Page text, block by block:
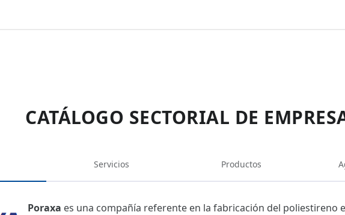
CATÁLOGO SECTORIAL DE
Servicios Productos
Poraxa es una compañía referente en la fabricación del poliestireno